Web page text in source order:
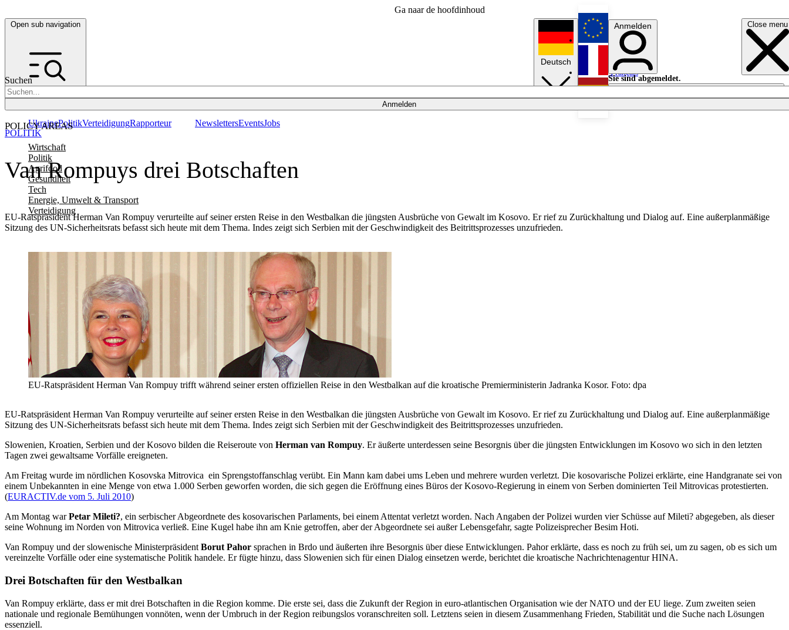
Ga naar de hoofdinhoud
Open sub navigation Close menu
Suchen
Anmelden
POLICY AREAS
Wirtschaft
Politik
Agrifood
Gesundheit
Tech
Energie, Umwelt & Transport
Verteidigung
UkrainePolitikVerteidigungRapporteur NewslettersEventsJobs
Deutsch
English
Français
Anmelden
Sie sind abgemeldet.
Anmelden
Licht aus
Van Rompuys drei Botschaften
EU-Ratspräsident Herman Van Rompuy verurteilte auf seiner ersten Reise in den Westbalkan die jüngsten Ausbrüche von Gewalt im Kosovo. Er rief zu Zurückhaltung und Dialog auf. Eine außerplanmäßige
Sitzung des UN-Sicherheitsrats befasst sich heute mit dem Thema. Indes zeigt sich Serbien mit der Geschwindigkeit des Beitrittsprozesses unzufrieden.
POLITIK
EU-Ratspräsident Herman Van Rompuy trifft während seiner ersten offiziellen Reise in den Westbalkan auf die kroatische Premierministerin Jadranka Kosor. Foto: dpa
EU-Ratspräsident Herman Van Rompuy verurteilte auf seiner ersten Reise in den Westbalkan die jüngsten Ausbrüche von Gewalt im Kosovo. Er rief zu Zurückhaltung und Dialog auf. Eine außerplanmäßige
Sitzung des UN-Sicherheitsrats befasst sich heute mit dem Thema. Indes zeigt sich Serbien mit der Geschwindigkeit des Beitrittsprozesses unzufrieden.
Slowenien, Kroatien, Serbien und der Kosovo bilden die Reiseroute von Herman van Rompuy. Er äußerte unterdessen seine Besorgnis über die jüngsten Entwicklungen im Kosovo wo sich in den letzten
Tagen zwei gewaltsame Vorfälle ereigneten.
Am Freitag wurde im nördlichen Kosovska Mitrovica ein Sprengstoffanschlag verübt. Ein Mann kam dabei ums Leben und mehrere wurden verletzt. Die kosovarische Polizei erklärte, eine Handgranate sei von
einem Unbekannten in eine Menge von etwa 1.000 Serben geworfen worden, die sich gegen die Eröffnung eines Büros der Kosovo-Regierung in einem von Serben dominierten Teil Mitrovicas protestierten.
(EURACTIV.de vom 5. Juli 2010)
Am Montag warPetar Mileti?, ein serbischer Abgeordnete des kosovarischen Parlaments, bei einem Attentat verletzt worden. Nach Angaben der Polizei wurden vier Schüsse auf Mileti? abgegeben, als dieser
seine Wohnung im Norden von Mitrovica verließ. Eine Kugel habe ihn am Knie getroffen, aber der Abgeordnete sei außer Lebensgefahr, sagte Polizeisprecher Besim Hoti.
Van Rompuy und der slowenische Ministerpräsident Borut Pahor sprachen in Brdo und äußerten ihre Besorgnis über diese Entwicklungen. Pahor erklärte, dass es noch zu früh sei, um zu sagen, ob es sich um
vereinzelte Vorfälle oder eine systematische Politik handele. Er fügte hinzu, dass Slowenien sich für einen Dialog einsetzen werde, berichtet die kroatische Nachrichtenagentur HINA.
Drei Botschaften für den Westbalkan
Van Rompuy erklärte, dass er mit drei Botschaften in die Region komme. Die erste sei, dass die Zukunft der Region in euro-atlantischen Organisation wie der NATO und der EU liege. Zum zweiten seien
nationale und regionale Bemühungen vonnöten, wenn der Umbruch in der Region reibungslos voranschreiten soll. Letztens seien in diesem Zusammenhang Frieden, Stabilität und die Suche nach Lösungen
essenziell.